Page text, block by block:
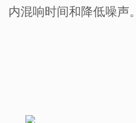
内混响时间和降低噪声。